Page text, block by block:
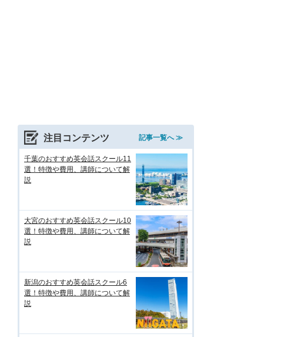
注目コンテンツ 記事一覧へ ≫
千葉のおすすめ英会話スクール11
選！特徴や費用、講師について解
説
大宮のおすすめ英会話スクール10
選！特徴や費用、講師について解
説
新潟のおすすめ英会話スクール6
選！特徴や費用、講師について解
説